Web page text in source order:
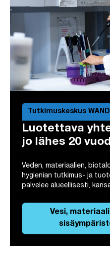
Tutkimuskeskus
Luotettava
jo lähes 20
Veden, materiaalien,
hygienian tutkimus- ja
palvelee alueellisesti,
Vesi,